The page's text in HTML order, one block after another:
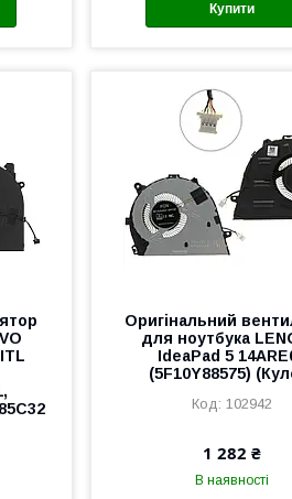
Купити
Оригінальний
для ноутбука
IdeaPad 5
(5F10Y88575)
102942
1 282 ₴
В наявності